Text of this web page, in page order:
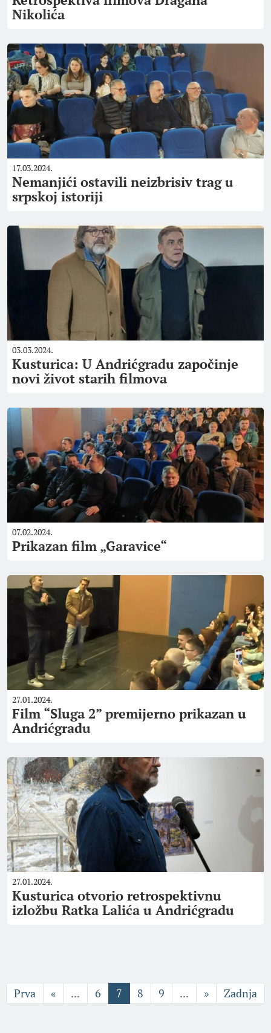
Nikolića
17.03.2024.
Nemanjići ostavili neizbrisiv trag u
srpskoj istoriji
03.03.2024.
Kusturica: U Andrićgradu započinje
novi život starih filmova
07.02.2024.
Prikazan film „Garavice“
27.01.2024.
Film “Sluga 2” premijerno prikazan u
Andrićgradu
27.01.2024.
Kusturica otvorio retrospektivnu
izložbu Ratka Lalića u Andrićgradu
Prva « ... 6 7 8 9 ... » Zadnja